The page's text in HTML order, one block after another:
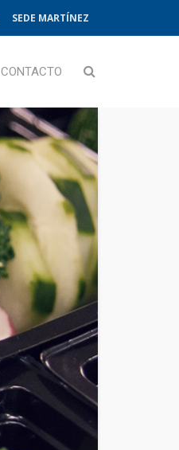
SEDE MARTÍNEZ
CONTACTO